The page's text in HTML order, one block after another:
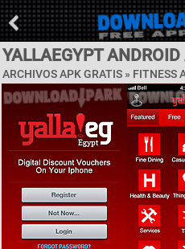
YALLAEGYPT
ARCHIVOS APK GRATIS » FITNESS